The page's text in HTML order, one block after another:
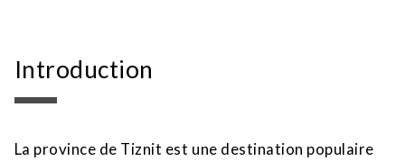
Introduction
La province de Tiznit est une destination populaire